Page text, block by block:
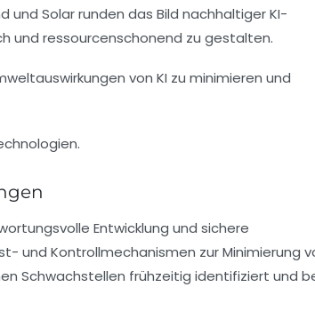
Solar runden das Bild nachhaltiger KI-
und ressourcenschonend zu gestalten.
von KI zu minimieren und
Entwicklung und sichere
und Kontrollmechanismen zur Minimierung
Schwachstellen frühzeitig identifiziert und